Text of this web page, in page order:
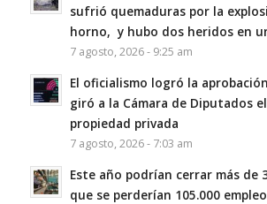
sufrió quemaduras por la
horno, y hubo dos heridos en
7 agosto, 2026 - 9:25 am
El oficialismo logró la
giró a la Cámara de Diputados
propiedad privada
7 agosto, 2026 - 7:03 am
Este año podrían cerrar más de
que se perderían 105.000